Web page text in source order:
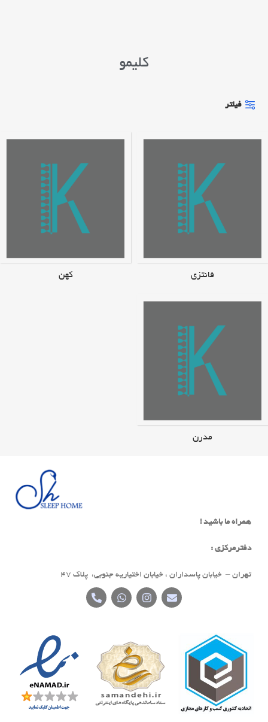
کلیمو
فیلتر
فانتزی کهن
مدرن
همراه ما باشید !
دفترمرکزی :
تهران – خیابان پاسداران ، خیابان اختیاریه جنوبی، پلاک 47